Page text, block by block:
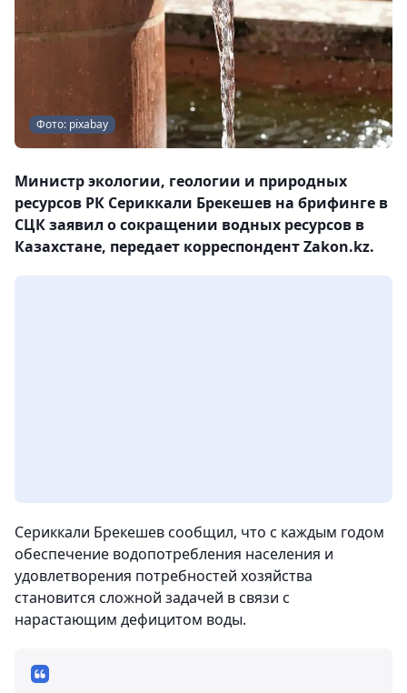
Фото: pixabay
Министр экологии, геологии и природных
ресурсов РК Сериккали Брекешев на брифинге в
СЦК заявил о сокращении водных ресурсов в
Казахстане, передает корреспондент Zakon.kz.
Сериккали Брекешев сообщил, что с каждым годом
обеспечение водопотребления населения и
удовлетворения потребностей хозяйства
становится сложной задачей в связи с
нарастающим дефицитом воды.